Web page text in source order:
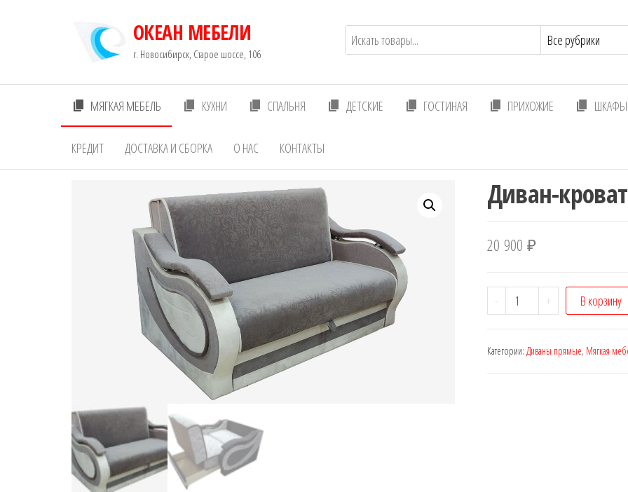
ОКЕАН МЕБЕЛИ
г. Новосибирск, Старое шоссе, 106
МЯГКАЯ МЕБЕЛЬ КУХНИ СПАЛЬНЯ ДЕТСКИЕ ГОСТИНАЯ ПРИХОЖИЕ ШКАФЫ
КРЕДИТ ДОСТАВКА И СБОРКА О НАС КОНТАКТЫ
Диван-
20 900 ₽
-
Количество
Диван-
"Лаззат"
+ В корзину
Категории: Диваны прямые, Мягкая